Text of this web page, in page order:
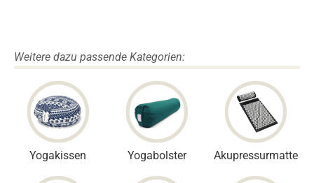
Weitere dazu passende Kategorien:
Yogakissen Yogabolster Akupressurmatte